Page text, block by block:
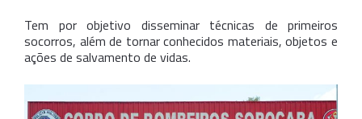
Tem por objetivo disseminar técnicas de primeiros
socorros, além de tornar conhecidos materiais, objetos e
ações de salvamento de vidas.